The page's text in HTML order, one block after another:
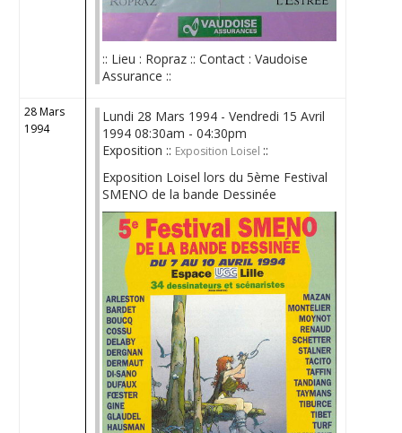
:: Lieu : Ropraz :: Contact : Vaudoise
Assurance ::
28 Mars
1994
Lundi 28 Mars 1994 - Vendredi 15 Avril
1994 08:30am - 04:30pm
Exposition :: Exposition Loisel ::
Exposition Loisel lors du 5ème Festival
SMENO de la bande Dessinée